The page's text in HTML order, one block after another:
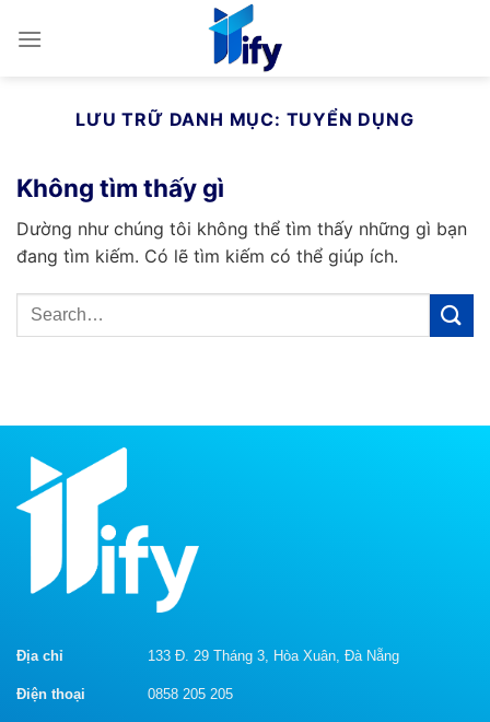
qua
LƯU TRỮ DANH MỤC: TUYỂN DỤNG
Không tìm thấy gì
Dường như chúng tôi không thể tìm thấy những gì bạn
đang tìm kiếm. Có lẽ tìm kiếm có thể giúp ích.
Địa chỉ 133 Đ. 29 Tháng 3, Hòa Xuân, Đà Nẵng
Điện thoại 0858 205 205